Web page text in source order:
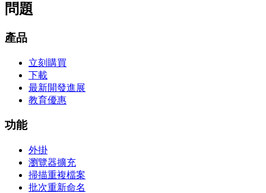
問題
產品
立刻購買
下載
最新開發進展
教育優惠
功能
外掛
瀏覽器擴充
掃描重複檔案
批次重新命名